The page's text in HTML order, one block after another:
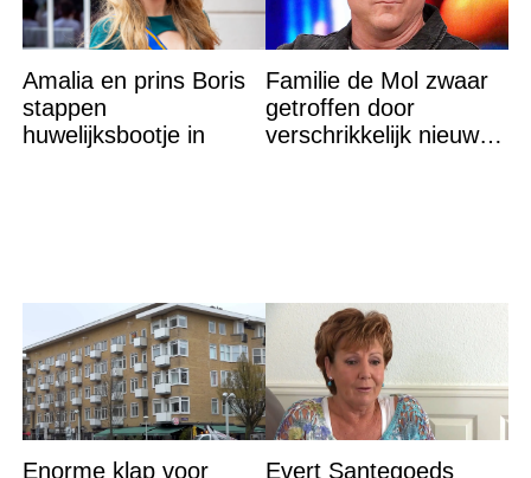
Amalia en prins Boris
stappen
huwelijksbootje in
Familie de Mol zwaar
getroffen door
verschrikkelijk nieuws:
Enorme klap voor
Evert Santegoeds